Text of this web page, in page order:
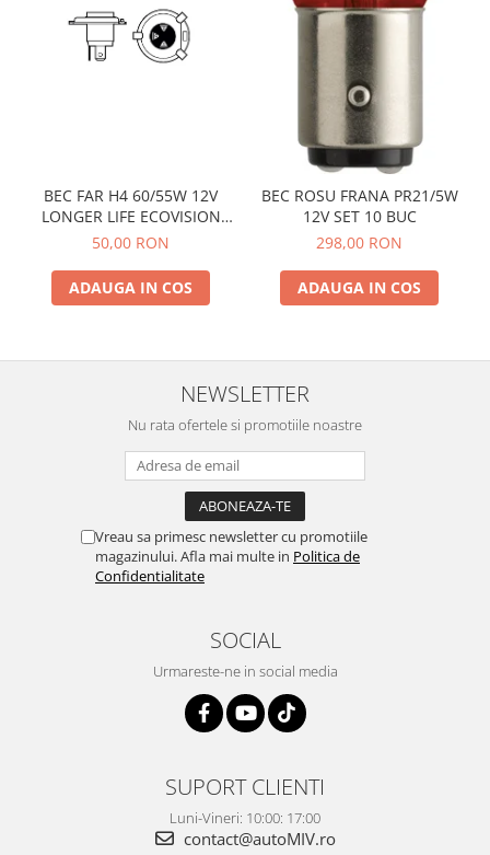
BEC FAR H4 60/55W 12V
LONGER LIFE ECOVISION
PHILIPS
50,00 RON
ADAUGA IN COS
BEC ROSU FRANA PR21/5W
12V SET 10 BUC
298,00 RON
ADAUGA IN COS
NEWSLETTER
Nu rata ofertele si promotiile noastre
Vreau sa primesc newsletter cu promotiile
magazinului. Afla mai multe in Politica de
Confidentialitate
SOCIAL
Urmareste-ne in social media
SUPORT CLIENTI
Luni-Vineri: 10:00: 17:00
contact@autoMIV.ro